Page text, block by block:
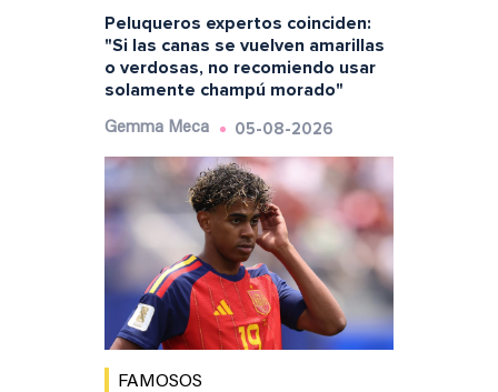
Peluqueros expertos coinciden:
"Si las canas se vuelven amarillas
o verdosas, no recomiendo usar
solamente champú morado"
Gemma Meca 05-08-2026
FAMOSOS